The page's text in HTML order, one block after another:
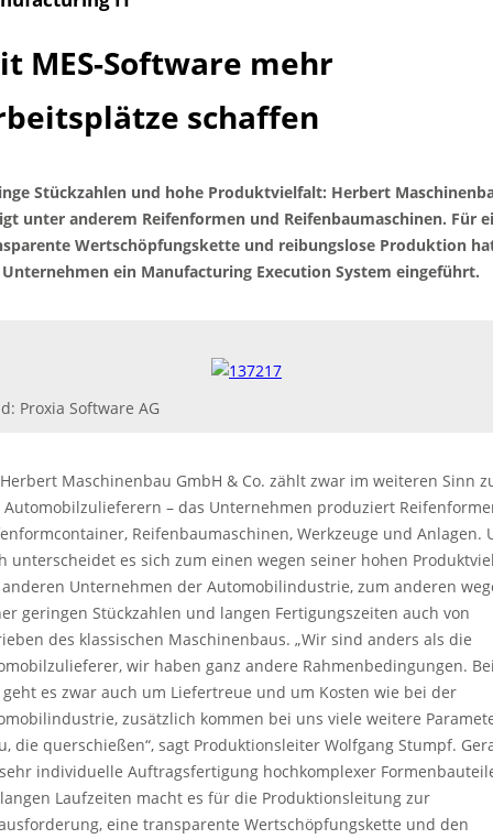
MES-Software mehr
schaffen
Stückzahlen und hohe Produktvielfalt: Herbert
unter anderem Reifenformen und Reifenbaumaschinen. Für
Wertschöpfungskette und reibungslose Produktion
Unternehmen ein Manufacturing Execution System eingeführt.
Proxia Software AG
Maschinenbau GmbH & Co. zählt zwar im weiteren Sinn
Automobilzulieferern – das Unternehmen produziert
Reifenbaumaschinen, Werkzeuge und Anlagen.
unterscheidet es sich zum einen wegen seiner hohen
Unternehmen der Automobilindustrie, zum anderen
geringen Stückzahlen und langen Fertigungszeiten auch von
des klassischen Maschinenbaus. „Wir sind anders als die
wir haben ganz andere Rahmenbedingungen.
es zwar auch um Liefertreue und um Kosten wie bei der
zusätzlich kommen bei uns viele weitere
die querschießen“, sagt Produktionsleiter Wolfgang Stumpf.
individuelle Auftragsfertigung hochkomplexer
Laufzeiten macht es für die Produktionsleitung zur
eine transparente Wertschöpfungskette und den